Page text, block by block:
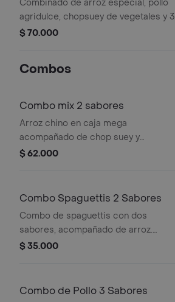
Combinado de arroz especial, pollo
agridulce, chopsuey de vegetales y 3
lumpias.
$ 70.000
Combos
Combo mix 2 sabores
Arroz chino en caja mega
acompañado de chop suey y
croquetas
$ 62.000
Combo Spaguettis 2 Sabores
Combo de spaguettis con dos
sabores, acompañado de arroz.
Incluye pollo, pimientos y cilantro.
$ 35.000
Combo de Pollo 3 Sabores